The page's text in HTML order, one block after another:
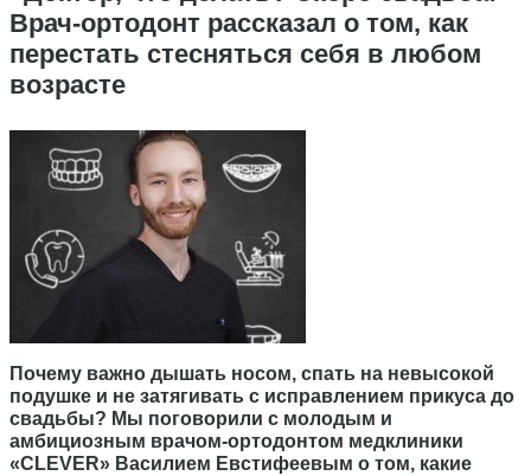
Врач-ортодонт рассказал о том, как
перестать стесняться себя в любом
возрасте
Почему важно дышать носом, спать на невысокой
подушке и не затягивать с исправлением прикуса до
свадьбы? Мы поговорили с молодым и
амбициозным врачом-ортодонтом медклиники
«CLEVER» Василием Евстифеевым о том, какие